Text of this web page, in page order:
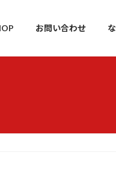
お問い合わせ